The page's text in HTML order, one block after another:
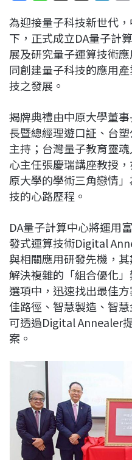
c
e
b
o
o
n
e
r
e
a
d
n
k
e
d
為迎接量子科技新世代
下，正式成立DA量子計
展及研究量子運算技術
同創建量子科技的應用
技之發展。
揭牌典禮由中原大學董
長暨總經理遊口証、台
主持；台灣量子教育靈
心主任張慶瑞講座教授
原大學的學術三角戀情
技的心路歷程。
DA量子計算中心將運用
發式運算技術Digital
與相關應用研發先機，
解決複雜的「組合優化
選項中，迅速找出最佳
佳路徑、智慧製造、智
可透過Digital Annealer
案。